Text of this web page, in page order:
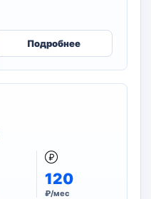
Подробнее
120
₽/мес